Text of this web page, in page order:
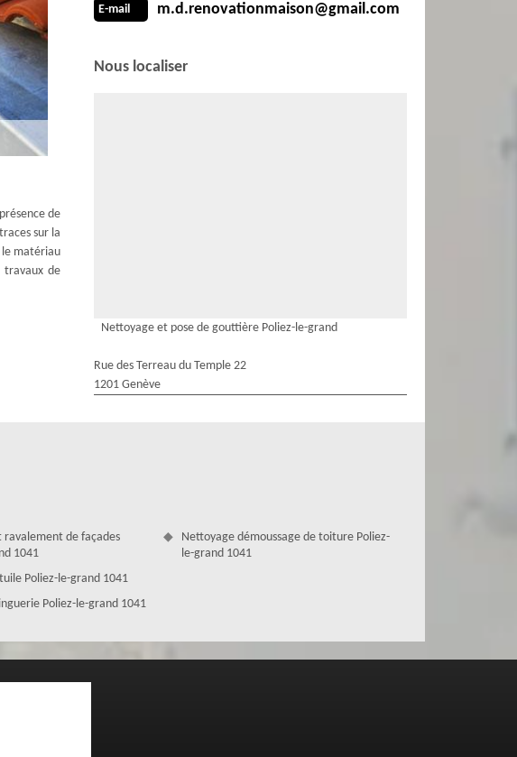
de
sur la
le matériau
travaux de
eaux de
le
E-mail m.d.renovationmaison@gmail.com
Nous localiser
Nettoyage et pose de gouttière Poliez-le-grand
Rue des Terreau du Temple 22
1201 Genève
ravalement de façades
1041
Poliez-le-grand 1041
Poliez-le-grand 1041
Nettoyage démoussage de toiture Poliez-
le-grand 1041